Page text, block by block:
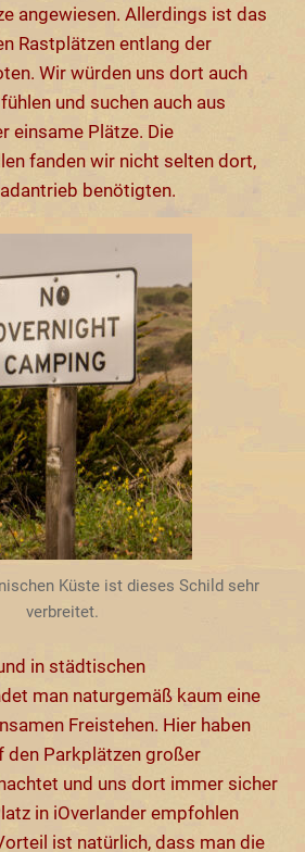
angewiesen. Allerdings ist das
Rastplätzen entlang der
Wir würden uns dort auch
und suchen auch aus
einsame Plätze. Die
fanden wir nicht selten dort,
benötigten.
Küste ist dieses Schild sehr
verbreitet.
in städtischen
man naturgemäß kaum eine
Freistehen. Hier haben
den Parkplätzen großer
und uns dort immer sicher
in iOverlander empfohlen
ist natürlich, dass man die